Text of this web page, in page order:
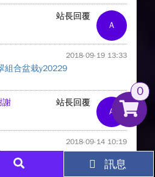
A
站長回覆
2018-09-19 13:33
組合盆栽y20229
A
站長回覆
謝
2018-09-14 10:19
0
訊息